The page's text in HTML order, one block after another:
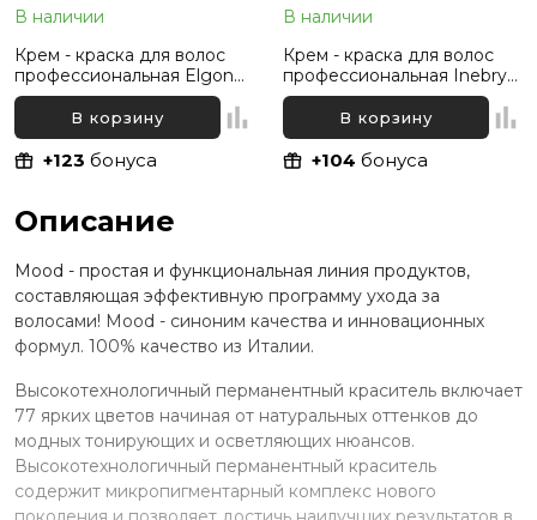
В наличии
Крем - краска для волос
профессиональная Elgon
Moda&Styling 10/27
Светлый блонд
Жемчужный, 125 мл
В корзину
+123 бонуса
В наличии
Крем - краска для волос
профессиональная Inebrya
Color Professional 7/00
Русый Интенсивный
натуральный, 100 мл
В корзину
+104 бонуса
Описание
Mood - простая и функциональная линия продуктов,
составляющая эффективную программу ухода за
волосами! Mood - синоним качества и инновационных
формул. 100% качество из Италии.
Высокотехнологичный перманентный краситель включает
77 ярких цветов начиная от натуральных оттенков до
модных тонирующих и осветляющих нюансов.
Высокотехнологичный перманентный краситель
содержит микропигментарный комплекс нового